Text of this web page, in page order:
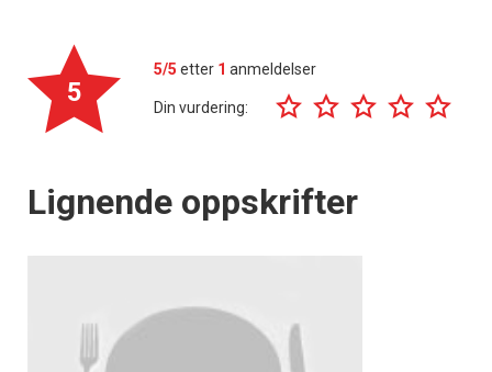
5
5/5 etter 1 anmeldelser
Din vurdering:
Lignende oppskrifter